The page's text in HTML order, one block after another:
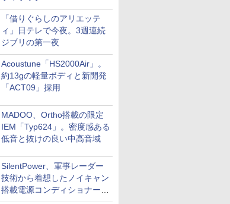
「借りぐらしのアリエッテ
ィ」日テレで今夜。3週連続
ジブリの第一夜
Acoustune「HS2000Air」。
約13gの軽量ボディと新開発
「ACT09」採用
MADOO、Ortho搭載の限定
IEM「Typ624」。密度感ある
低音と抜けの良い中高音域
SilentPower、軍事レーダー
技術から着想したノイキャン
搭載電源コンディショナー
「AC iPurifier2」